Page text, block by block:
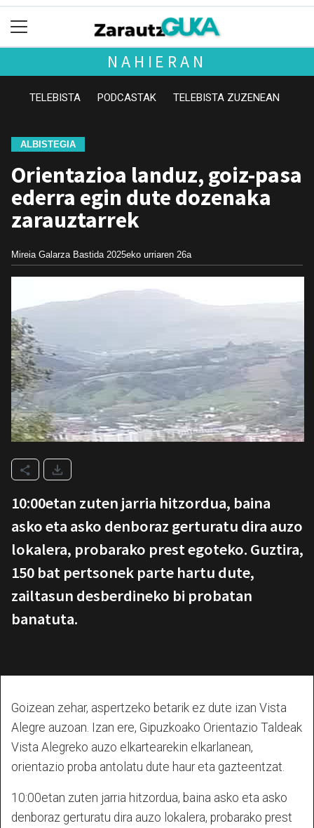
NAHIERAN
TELEBISTA PODCASTAK TELEBISTA ZUZENEAN
ALBISTEGIA
Orientazioa landuz, goiz-pasa
ederra egin dute dozenaka
zarauztarrek
Mireia Galarza Bastida 2025eko urriaren 26a
10:00etan zuten jarria hitzordua, baina
asko eta asko denboraz gerturatu dira auzo
lokalera, probarako prest egoteko. Guztira,
150 bat pertsonek parte hartu dute,
zailtasun desberdineko bi probatan
banatuta.
Goizean zehar, aspertzeko betarik ez dute izan Vista
Alegre auzoan. Izan ere, Gipuzkoako Orientazio Taldeak
Vista Alegreko auzo elkartearekin elkarlanean,
orientazio proba antolatu dute haur eta gazteentzat.
10:00etan zuten jarria hitzordua, baina asko eta asko
denboraz gerturatu dira auzo lokalera, probarako prest